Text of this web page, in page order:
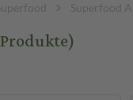
Superfood